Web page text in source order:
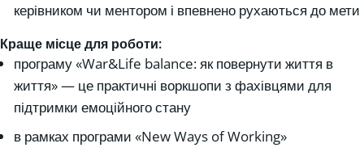
керівником чи ментором і впевнено рухаються до мети
Краще місце для роботи:
програму «War&Life balance: як повернути життя в
життя» — це практичні воркшопи з фахівцями для
підтримки емоційного стану
в рамках програми «New Ways of Working»